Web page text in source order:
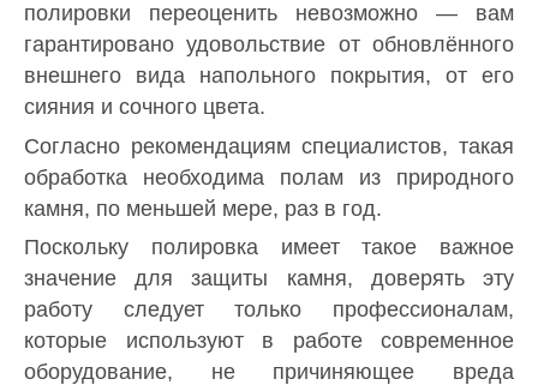
полировки переоценить невозможно — вам
гарантировано удовольствие от обновлённого
внешнего вида напольного покрытия, от его
сияния и сочного цвета.
Согласно рекомендациям специалистов, такая
обработка необходима полам из природного
камня, по меньшей мере, раз в год.
Поскольку полировка имеет такое важное
значение для защиты камня, доверять эту
работу следует только профессионалам,
которые используют в работе современное
оборудование, не причиняющее вреда